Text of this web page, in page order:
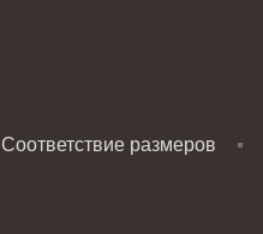
Соответствие размеров